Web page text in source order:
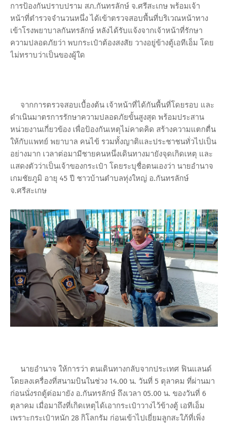
การป้องกันปราบปราม สภ.กันทรลักษ์ จ.ศรีสะเกษ พร้อมเจ้า
หน้าที่ตำรวจจำนวนหนึ่ง ได้เข้าตรวจสอบพื้นที่บริเวณหน้าทาง
เข้าโรงพยาบาลกันทรลักษ์ หลังได้รับแจ้งจากเจ้าหน้าที่รักษา
ความปลอดภัยว่า พบกระเป๋าต้องสงสัย วางอยู่ข้างตู้เอทีเอ็ม โดย
ไม่ทราบว่าเป็นของผู้ใด
จากการตรวจสอบเบื้องต้น เจ้าหน้าที่ได้กันพื้นที่โดยรอบ และ
ดำเนินมาตรการรักษาความปลอดภัยขั้นสูงสุด พร้อมประสาน
หน่วยงานเกี่ยวข้อง เพื่อป้องกันเหตุไม่คาดคิด สร้างความแตกตื่น
ให้กับแพทย์ พยาบาล คนไข้ รวมทั้งญาติและประชาชนทั่วไปเป็น
อย่างมาก เวลาต่อมามีชายคนหนึ่งเดินทางมายังจุดเกิดเหตุ และ
แสดงตัวว่าเป็นเจ้าของกระเป๋า โดยระบุชื่อตนเองว่า นายอำนาจ
เกมชัยภูมิ อายุ 45 ปี ชาวบ้านตำบลทุ่งใหญ่ อ.กันทรลักษ์
จ.ศรีสะเกษ
นายอำนาจ ให้การว่า ตนเดินทางกลับจากประเทศ ฟินแลนด์
โดยลงเครื่องที่สนามบินในช่วง 14.00 น. วันที่ 5 ตุลาคม ที่ผ่านมา
ก่อนนั่งรถตู้ต่อมายัง อ.กันทรลักษ์ ถึงเวลา 05.00 น. ของวันที่ 6
ตุลาคม เมื่อมาถึงที่เกิดเหตุได้เอากระเป๋าวางไว้ข้างตู้ เอทีเอ็ม
เพราะกระเป๋าหนัก 28 กิโลกรัม ก่อนเข้าไปเยี่ยมลูกสะใภ้ที่เพิ่ง